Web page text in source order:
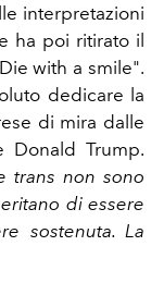
interpretazioni
ha poi ritirato il
with a smile".
dedicare la
di mira dalle
Donald Trump.
trans non sono
di essere
sostenuta. La